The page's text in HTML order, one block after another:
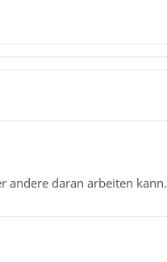
andere daran arbeiten kann.